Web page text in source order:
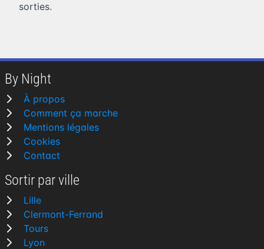
sorties.
By Night
À propos
Comment ça marche
Mentions légales
Cookies
Contact
Sortir par ville
Lille
Clermont-Ferrand
Tours
Lyon